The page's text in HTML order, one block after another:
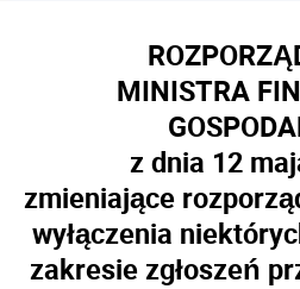
MINISTRA
z dnia 12
zmieniające
wyłączenia
zakresie zgłoszeń